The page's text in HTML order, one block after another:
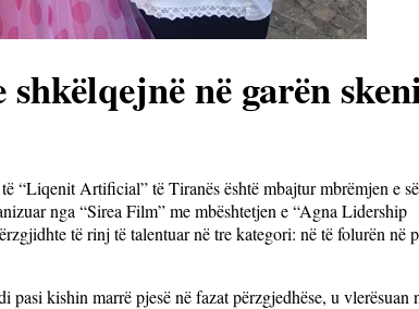
në garën
“Liqenit Artificial” të Tiranës është mbajtur mbrëmjen e së
nga “Sirea Film” me mbështetjen e “Agna Lidership
të rinj të talentuar në tre kategori: në të folurën në
pasi kishin marrë pjesë në fazat përzgjedhëse, u vlerësuan